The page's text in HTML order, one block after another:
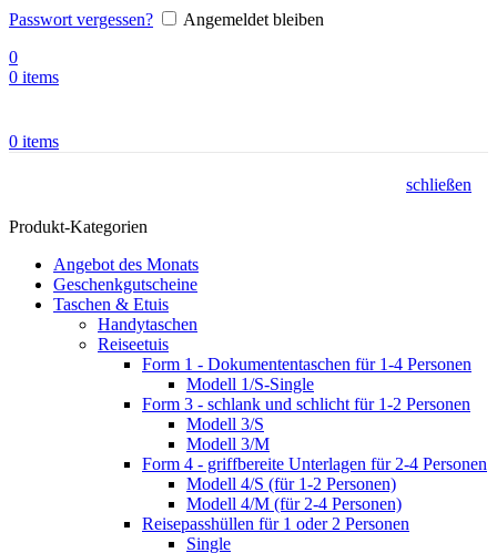
Passwort vergessen?
Angemeldet bleiben
0
0 items
0 items
schließen
Produkt-Kategorien
Angebot des Monats
Geschenkgutscheine
Taschen & Etuis
Handytaschen
Reiseetuis
Form 1 - Dokumententaschen für 1-4 Personen
Modell 1/S-Single
Form 3 - schlank und schlicht für 1-2 Personen
Modell 3/S
Modell 3/M
Form 4 - griffbereite Unterlagen für 2-4 Personen
Modell 4/S (für 1-2 Personen)
Modell 4/M (für 2-4 Personen)
Reisepasshüllen für 1 oder 2 Personen
Single